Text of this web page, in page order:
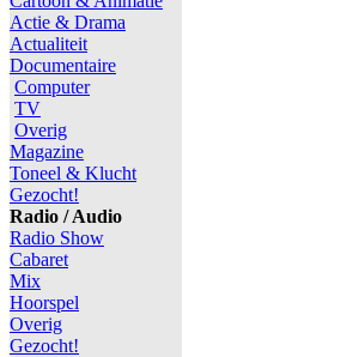
Actie & Drama
Actualiteit
Documentaire
Computer
TV
Overig
Magazine
Toneel & Klucht
Gezocht!
Radio / Audio
Radio Show
Cabaret
Mix
Hoorspel
Overig
Gezocht!